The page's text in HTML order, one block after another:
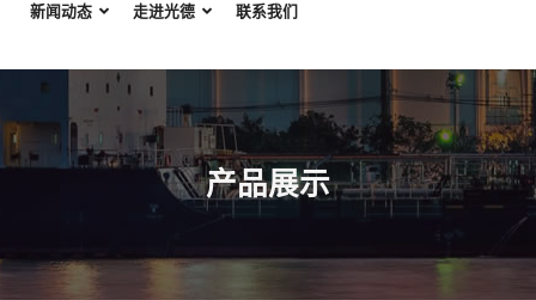
新闻动态 走进光德 联系我们
产品展示